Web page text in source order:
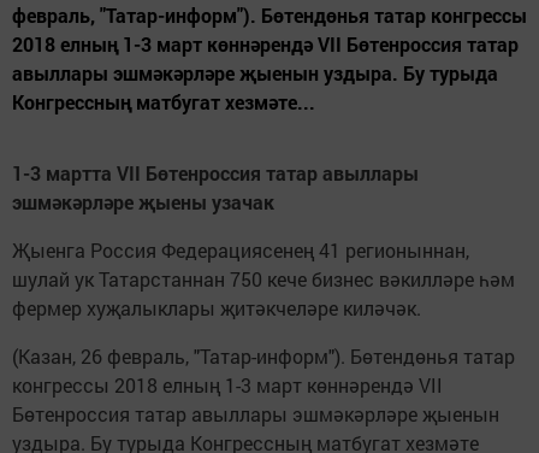
февраль, "Татар-информ"). Бөтендөнья татар конгрессы
2018 елның 1-3 март көннәрендә VII Бөтенроссия татар
авыллары эшмәкәрләре җыенын уздыра. Бу турыда
Конгрессның матбугат хезмәте...
1-3 мартта VII Бөтенроссия татар авыллары
эшмәкәрләре җыены узачак
Җыенга Россия Федерациясенең 41 регионыннан,
шулай ук Татарстаннан 750 кече бизнес вәкилләре һәм
фермер хуҗалыклары җитәкчеләре киләчәк.
(Казан, 26 февраль, "Татар-информ"). Бөтендөнья татар
конгрессы 2018 елның 1-3 март көннәрендә VII
Бөтенроссия татар авыллары эшмәкәрләре җыенын
уздыра. Бу турыда Конгрессның матбугат хезмәте